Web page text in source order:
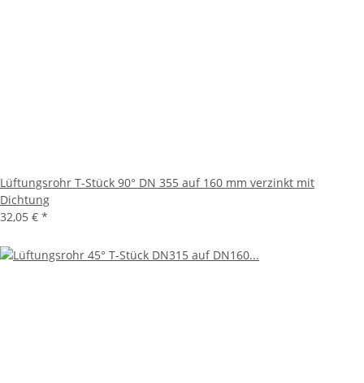
Lüftungsrohr T-Stück 90° DN 355 auf 160 mm verzinkt mit
Dichtung
32,05 € *